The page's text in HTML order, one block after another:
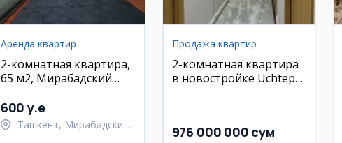
Аренда квартир
2-комнатная квартира,
65 м2, Мирабадский
600 y.e
Ташкент, Мирабадский
Продажа квартир
2-комнатная квартира
в новостройке Uchtepa
976 000 000 сум